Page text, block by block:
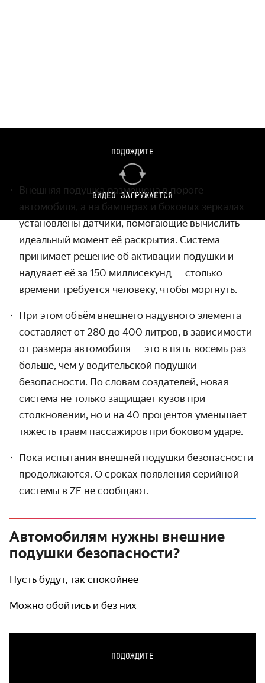
ПОДОЖДИТЕ
ВИДЕО ЗАГРУЖАЕТСЯ
Внешняя подушка размещена в пороге
автомобиля, а на бамперах и боковых зеркалах
установлены датчики, помогающие вычислить
идеальный момент её раскрытия. Система
принимает решение об активации подушки и
надувает её за 150 миллисекунд — столько
времени требуется человеку, чтобы моргнуть.
При этом объём внешнего надувного элемента
составляет от 280 до 400 литров, в зависимости
от размера автомобиля — это в пять-восемь раз
больше, чем у водительской подушки
безопасности. По словам создателей, новая
система не только защищает кузов при
столкновении, но и на 40 процентов уменьшает
тяжесть травм пассажиров при боковом ударе.
Пока испытания внешней подушки безопасности
продолжаются. О сроках появления серийной
системы в ZF не сообщают.
Автомобилям нужны внешние
подушки безопасности?
Пусть будут, так спокойнее
Можно обойтись и без них
ПОДОЖДИТЕ